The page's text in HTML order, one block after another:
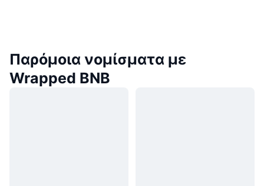
Παρόμοια νομίσματα με
Wrapped BNB